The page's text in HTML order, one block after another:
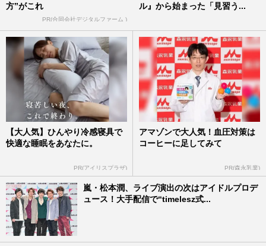
方”がこれ
PR(合同会社デジタルファーム )
ル』から始まった「見習う...
【大人気】ひんやり冷感寝具で
快適な睡眠をあなたに。
PR(アイリスプラザ)
アマゾンで大人気！血圧対策は
コーヒーに足してみて
PR(森永乳業)
嵐・松本潤、ライブ演出の次はアイドルプロデ
ュース！大手配信で“timelesz式...